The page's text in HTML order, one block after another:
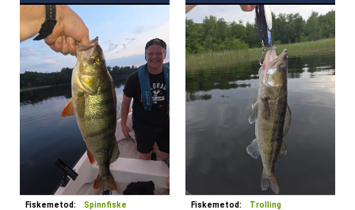
Fiskemetod: Spinnfiske Fiskemetod: Trolling